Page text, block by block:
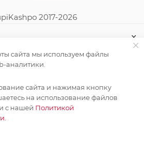
2017-2026
НА РАССЫЛКУ
сайта мы используем файлы
аналитики.
сайта и нажимая кнопку
на использование файлов
с нашей Политикой